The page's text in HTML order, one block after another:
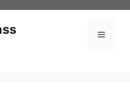
Menu